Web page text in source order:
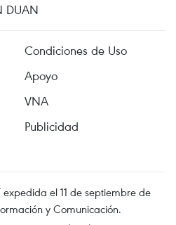
DUAN
Condiciones de Uso
Apoyo
VNA
Publicidad
expedida el 11 de septiembre de
y Comunicación.